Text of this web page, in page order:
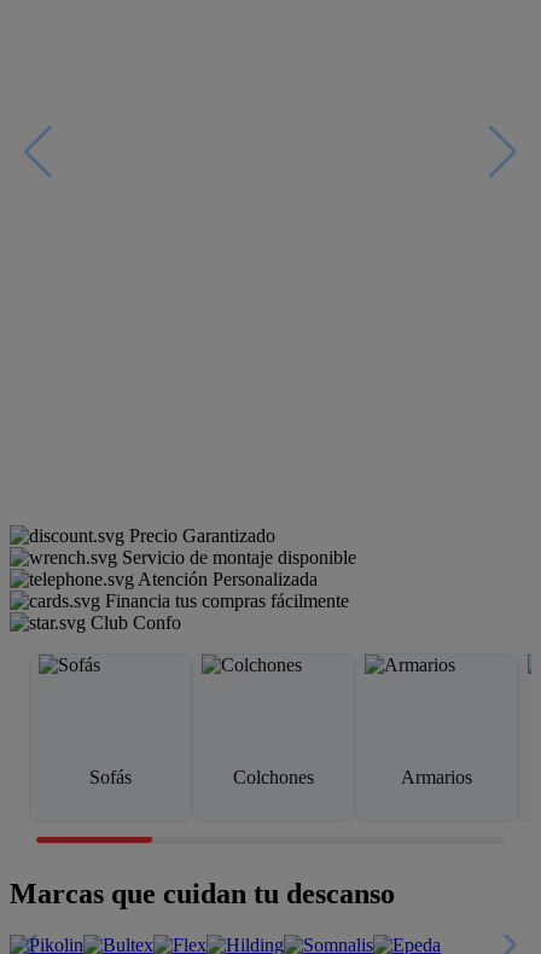
Precio Garantizado
Servicio de montaje disponible
Atención Personalizada
Financia tus compras fácilmente
Club Confo
Sofás Colchones Armarios
Marcas que cuidan tu descanso